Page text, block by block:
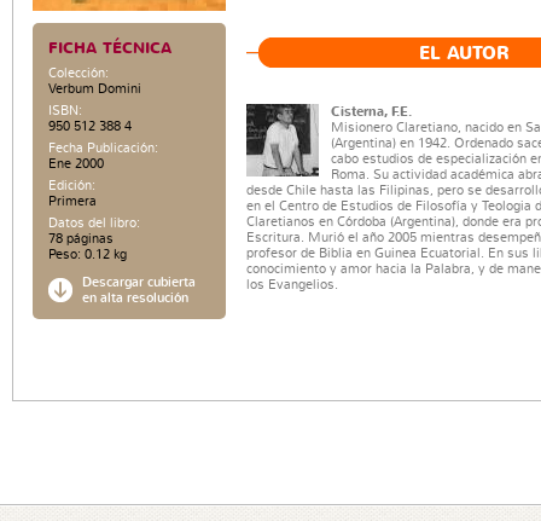
FICHA TÉCNICA
Colección:
Verbum Domini
ISBN:
950 512 388 4
Fecha Publicación:
Ene 2000
Edición:
Primera
Datos del libro:
78 páginas
Peso: 0.12 kg
Descargar cubierta
en alta resolución
EL AUTOR
Cisterna, F.E.
Misionero Claretiano, nacido en
(Argentina) en 1942. Ordenado
cabo estudios de especialización
Roma. Su actividad académica
desde Chile hasta las Filipinas, pero se
en el Centro de Estudios de Filosofía y Teologia
Claretianos en Córdoba (Argentina), donde era
Escritura. Murió el año 2005 mientras
profesor de Biblia en Guinea Ecuatorial. En sus
conocimiento y amor hacia la Palabra, y de
los Evangelios.